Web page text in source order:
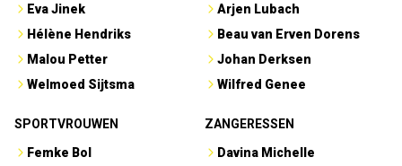
Eva Jinek
Hélène Hendriks
Malou Petter
Welmoed Sijtsma
Arjen Lubach
Beau van Erven Dorens
Johan Derksen
Wilfred Genee
SPORTVROUWEN
Femke Bol
ZANGERESSEN
Davina Michelle